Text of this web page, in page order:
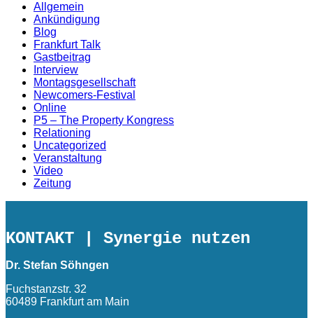
Allgemein
Ankündigung
Blog
Frankfurt Talk
Gastbeitrag
Interview
Montagsgesellschaft
Newcomers-Festival
Online
P5 – The Property Kongress
Relationing
Uncategorized
Veranstaltung
Video
Zeitung
KONTAKT | Synergie nutzen
Dr. Stefan Söhngen
Fuchstanzstr. 32
60489 Frankfurt am Main